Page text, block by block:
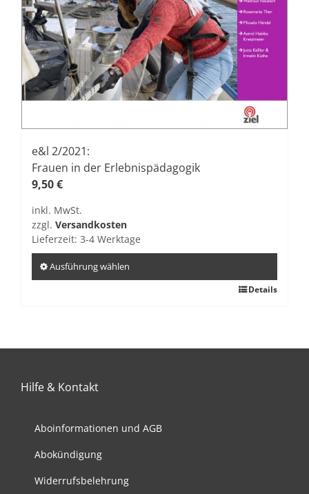
e&l 2/2021:
Frauen in der Erlebnispädagogik
9,50€
inkl. MwSt.
zzgl. Versandkosten
Lieferzeit: 3-4 Werktage
Ausführung wählen
Die
können
der
Produktseite
Details
Hilfe & Kontakt
Aboinformationen und AGB
Abokündigung
Widerrufsbelehrung